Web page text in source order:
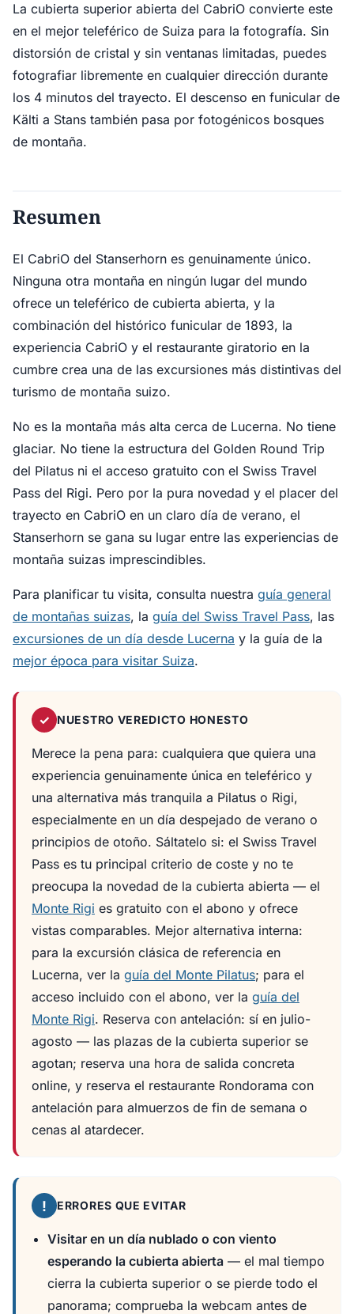
La cubierta superior abierta del CabriO convierte este
en el mejor teleférico de Suiza para la fotografía. Sin
distorsión de cristal y sin ventanas limitadas, puedes
fotografiar libremente en cualquier dirección durante
los 4 minutos del trayecto. El descenso en funicular de
Kälti a Stans también pasa por fotogénicos bosques
de montaña.
Resumen
El CabriO del Stanserhorn es genuinamente único.
Ninguna otra montaña en ningún lugar del mundo
ofrece un teleférico de cubierta abierta, y la
combinación del histórico funicular de 1893, la
experiencia CabriO y el restaurante giratorio en la
cumbre crea una de las excursiones más distintivas del
turismo de montaña suizo.
No es la montaña más alta cerca de Lucerna. No tiene
glaciar. No tiene la estructura del Golden Round Trip
del Pilatus ni el acceso gratuito con el Swiss Travel
Pass del Rigi. Pero por la pura novedad y el placer del
trayecto en CabriO en un claro día de verano, el
Stanserhorn se gana su lugar entre las experiencias de
montaña suizas imprescindibles.
Para planificar tu visita, consulta nuestra guía general
de montañas suizas, la guía del Swiss Travel Pass, las
excursiones de un día desde Lucerna y la guía de la
mejor época para visitar Suiza.
✓ NUESTRO VEREDICTO HONESTO
Merece la pena para: cualquiera que quiera una
experiencia genuinamente única en teleférico y
una alternativa más tranquila a Pilatus o Rigi,
especialmente en un día despejado de verano o
principios de otoño. Sáltatelo si: el Swiss Travel
Pass es tu principal criterio de coste y no te
preocupa la novedad de la cubierta abierta — el
Monte Rigi es gratuito con el abono y ofrece
vistas comparables. Mejor alternativa interna:
para la excursión clásica de referencia en
Lucerna, ver la guía del Monte Pilatus; para el
acceso incluido con el abono, ver la guía del
Monte Rigi. Reserva con antelación: sí en julio-
agosto — las plazas de la cubierta superior se
agotan; reserva una hora de salida concreta
online, y reserva el restaurante Rondorama con
antelación para almuerzos de fin de semana o
cenas al atardecer.
! ERRORES QUE EVITAR
Visitar en un día nublado o con viento
esperando la cubierta abierta — el mal tiempo
cierra la cubierta superior o se pierde todo el
panorama; comprueba la webcam antes de